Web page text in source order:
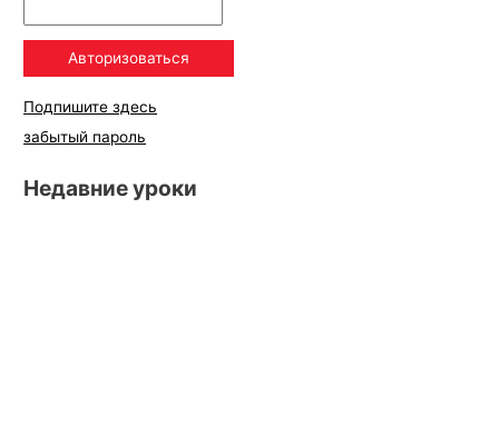
Подпишите здесь
забытый пароль
Недавние уроки